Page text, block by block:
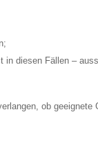
diesen Fällen –
ob geeignete